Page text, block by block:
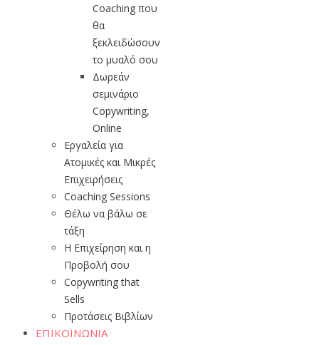
Coaching που
θα
ξεκλειδώσουν
το μυαλό σου
Δωρεάν
σεμινάριο
Copywriting,
Online
Εργαλεία για
Ατομικές και Μικρές
Επιχειρήσεις
Coaching Sessions
Θέλω να βάλω σε
τάξη
Η Επιχείρηση και η
Προβολή σου
Copywriting that
Sells
Προτάσεις Βιβλίων
ΕΠΙΚΟΙΝΩΝΙΑ